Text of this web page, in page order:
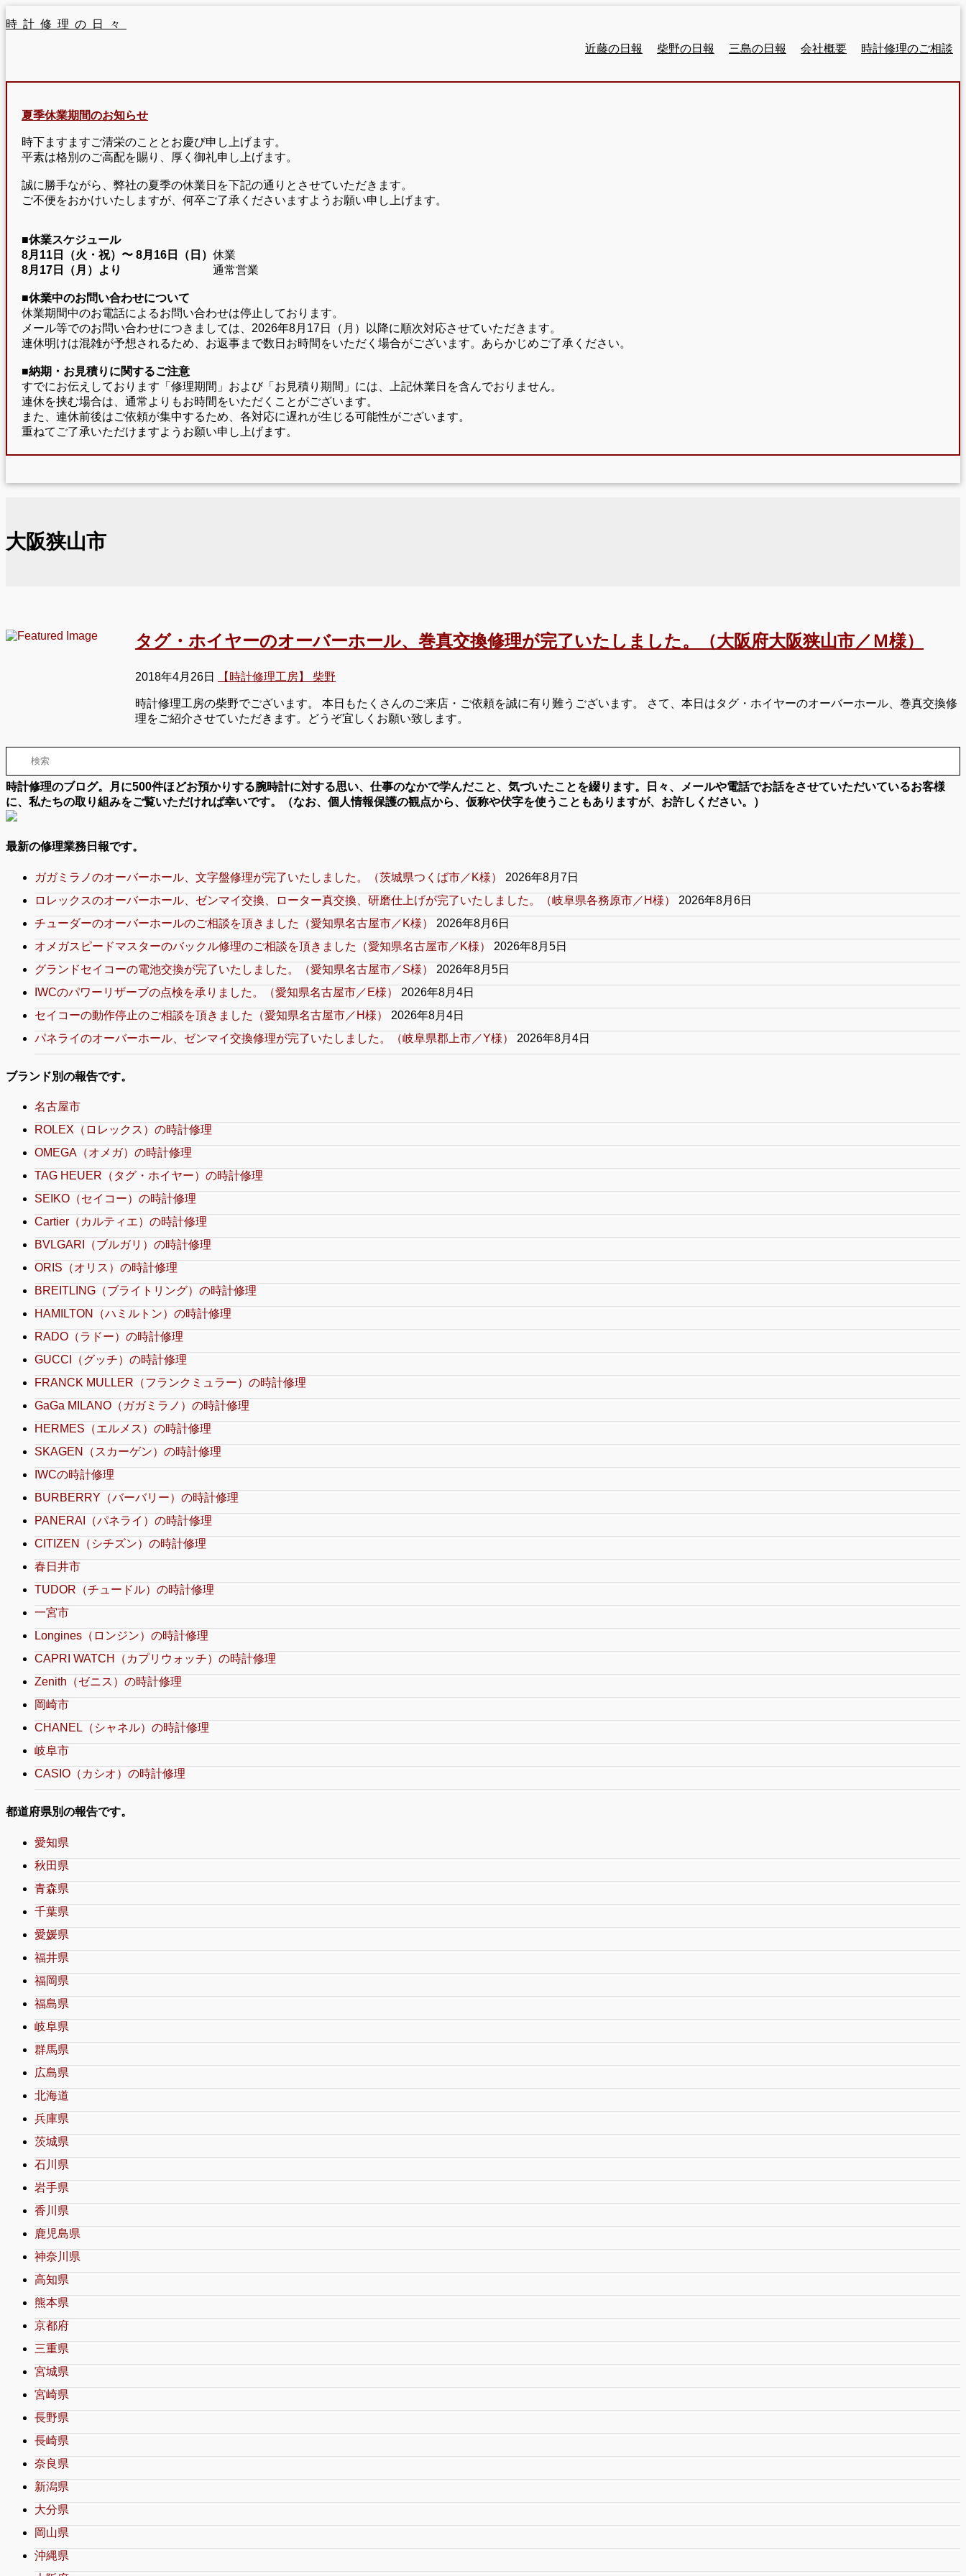
時計修理の日々
近藤の日報
柴野の日報 三島の日報 会社概要 時計修理のご相談
夏季休業期間のお知らせ
時下ますますご清栄のこととお慶び申し上げます。
平素は格別のご高配を賜り、厚く御礼申し上げます。
誠に勝手ながら、弊社の夏季の休業日を下記の通りとさせていただきます。
ご不便をおかけいたしますが、何卒ご了承くださいますようお願い申し上げます。
■休業スケジュール
8月11日（火・祝）〜 8月16日（日） 休業
8月17日（月）より
通常営業
■休業中のお問い合わせについて
休業期間中のお電話によるお問い合わせは停止しております。
メール等でのお問い合わせにつきましては、2026年8月17日（月）以降に順次対応させていただきます。
連休明けは混雑が予想されるため、お返事まで数日お時間をいただく場合がございます。あらかじめご了承ください。
■納期・お見積りに関するご注意
すでにお伝えしております「修理期間」および「お見積り期間」には、上記休業日を含んでおりません。
連休を挟む場合は、通常よりもお時間をいただくことがございます。
また、連休前後はご依頼が集中するため、各対応に遅れが生じる可能性がございます。
重ねてご了承いただけますようお願い申し上げます。
大阪狭山市
タグ・ホイヤーのオーバーホール、巻真交換修理が完了いたしました。（大阪府大阪狭山市／Ｍ様）
2018年4月26日 【時計修理工房】 柴野
時計修理工房の柴野でございます。 本日もたくさんのご来店・ご依頼を誠に有り難うございます。 さて、本日はタグ・ホイヤーのオーバーホール、巻真交換修
理をご紹介させていただきます。どうぞ宜しくお願い致します。
時計修理のブログ。月に500件ほどお預かりする腕時計に対する思い、仕事のなかで学んだこと、気づいたことを綴ります。日々、メールや電話でお話をさせていただいているお客様
に、私たちの取り組みをご覧いただければ幸いです。（なお、個人情報保護の観点から、仮称や伏字を使うこともありますが、お許しください。）
最新の修理業務日報です。
ガガミラノのオーバーホール、文字盤修理が完了いたしました。（茨城県つくば市／K様）
2026年8月7日
ロレックスのオーバーホール、ゼンマイ交換、ローター真交換、研磨仕上げが完了いたしました。（岐阜県各務原市／H様）
2026年8月6日
チューダーのオーバーホールのご相談を頂きました（愛知県名古屋市／K様）
2026年8月6日
オメガスピードマスターのバックル修理のご相談を頂きました（愛知県名古屋市／K様）
2026年8月5日
グランドセイコーの電池交換が完了いたしました。（愛知県名古屋市／S様）
2026年8月5日
IWCのパワーリザーブの点検を承りました。（愛知県名古屋市／E様）
2026年8月4日
セイコーの動作停止のご相談を頂きました（愛知県名古屋市／H様）
2026年8月4日
パネライのオーバーホール、ゼンマイ交換修理が完了いたしました。（岐阜県郡上市／Y様）
2026年8月4日
ブランド別の報告です。
名古屋市
ROLEX（ロレックス）の時計修理
OMEGA（オメガ）の時計修理
TAG HEUER（タグ・ホイヤー）の時計修理
SEIKO（セイコー）の時計修理
Cartier（カルティエ）の時計修理
BVLGARI（ブルガリ）の時計修理
ORIS（オリス）の時計修理
BREITLING（ブライトリング）の時計修理
HAMILTON（ハミルトン）の時計修理
RADO（ラドー）の時計修理
GUCCI（グッチ）の時計修理
FRANCK MULLER（フランクミュラー）の時計修理
GaGa MILANO（ガガミラノ）の時計修理
HERMES（エルメス）の時計修理
SKAGEN（スカーゲン）の時計修理
IWCの時計修理
BURBERRY（バーバリー）の時計修理
PANERAI（パネライ）の時計修理
CITIZEN（シチズン）の時計修理
春日井市
TUDOR（チュードル）の時計修理
一宮市
Longines（ロンジン）の時計修理
CAPRI WATCH（カプリウォッチ）の時計修理
Zenith（ゼニス）の時計修理
岡崎市
CHANEL（シャネル）の時計修理
岐阜市
CASIO（カシオ）の時計修理
都道府県別の報告です。
愛知県
秋田県
青森県
千葉県
愛媛県
福井県
福岡県
福島県
岐阜県
群馬県
広島県
北海道
兵庫県
茨城県
石川県
岩手県
香川県
鹿児島県
神奈川県
高知県
熊本県
京都府
三重県
宮城県
宮崎県
長野県
長崎県
奈良県
新潟県
大分県
岡山県
沖縄県